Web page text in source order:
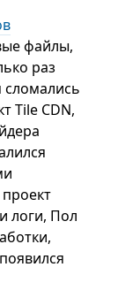
файлы,
раз
Tile CDN,
логи, Пол